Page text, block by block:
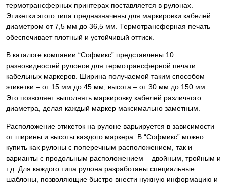
термотрансферных принтерах поставляется в рулонах.
Этикетки этого типа предназначены для маркировки кабелей
диаметром от 7,5 мм до 36,5 мм. Термотрансферная печать
обеспечивает плотный и устойчивый оттиск.
В каталоге компании “Софмикс” представлены 10
разновидностей рулонов для термотрансферной печати
кабельных маркеров. Ширина получаемой таким способом
этикетки – от 15 мм до 45 мм, высота – от 30 мм до 150 мм.
Это позволяет выполнять маркировку кабелей различного
диаметра, делая каждый маркер максимально заметным.
Расположение этикеток на рулоне варьируется в зависимости
от ширины и высоты каждого маркера. В “Софмикс” можно
купить как рулоны с поперечным расположением, так и
варианты с продольным расположением – двойным, тройным и
т.д. Для каждого типа рулона разработаны специальные
шаблоны, позволяющие быстро внести нужную информацию и